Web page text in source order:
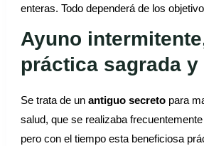
enteras. Todo dependerá de los
Ayuno
práctica sagrada
Se trata de un antiguo secretopara
salud, que se realizaba
pero con el tiempo esta beneficiosa